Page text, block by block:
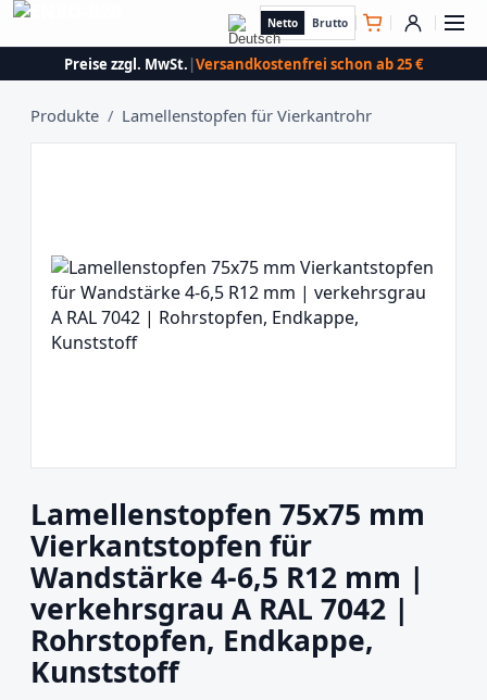
Netto Brutto
Preise zzgl. MwSt. |Versandkostenfrei schon ab 25 €
Produkte / Lamellenstopfen für Vierkantrohr
Lamellenstopfen 75x75 mm
Vierkantstopfen für
Wandstärke 4-6,5 R12 mm |
verkehrsgrau A RAL 7042 |
Rohrstopfen, Endkappe,
Kunststoff